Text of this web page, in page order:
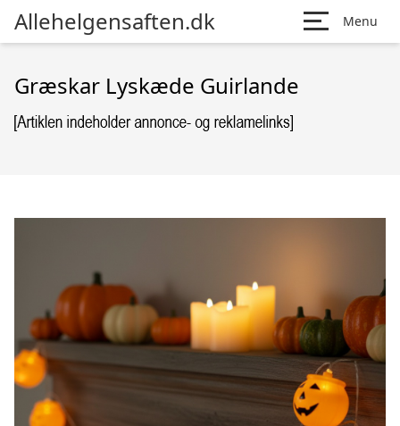
Allehelgensaften.dk Menu
Græskar Lyskæde Guirlande